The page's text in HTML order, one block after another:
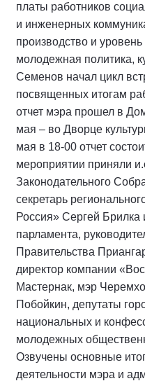
платы работников
и инженерных
производство и
молодежная политика,
Семенов начал цикл
посвященных итогам
отчет мэра прошел в
мая – во Дворце
мая в 18-00 отчет
мероприятии приняли
Законодательного
секретарь
Россия» Сергей Брилка
парламента,
Правительства
директор компании
Мастернак, мэр
Побойкин, депутаты
национальных и
молодежных
Озвучены основные
деятельности мэра и